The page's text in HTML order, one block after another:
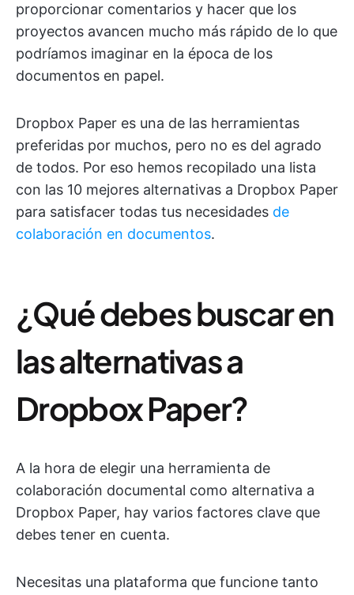
proporcionar comentarios y hacer que los
proyectos avancen mucho más rápido de lo que
podríamos imaginar en la época de los
documentos en papel.
Dropbox Paper es una de las herramientas
preferidas por muchos, pero no es del agrado
de todos. Por eso hemos recopilado una lista
con las 10 mejores alternativas a Dropbox Paper
para satisfacer todas tus necesidades de
colaboración en documentos.
¿Qué debes buscar en
las alternativas a
Dropbox Paper?
A la hora de elegir una herramienta de
colaboración documental como alternativa a
Dropbox Paper, hay varios factores clave que
debes tener en cuenta.
Necesitas una plataforma que funcione tanto